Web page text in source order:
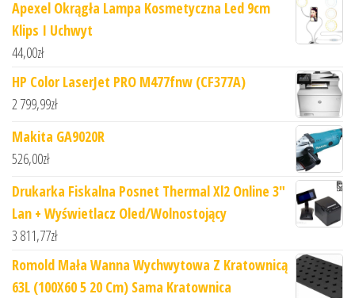
Apexel Okrągła Lampa Kosmetyczna Led 9cm
Klips I Uchwyt
44,00zł
HP Color LaserJet PRO M477fnw (CF377A)
2 799,99zł
Makita GA9020R
526,00zł
Drukarka Fiskalna Posnet Thermal Xl2 Online 3"
Lan + Wyświetlacz Oled/Wolnostojący
3 811,77zł
Romold Mała Wanna Wychwytowa Z Kratownicą
63L (100X60 5 20 Cm) Sama Kratownica